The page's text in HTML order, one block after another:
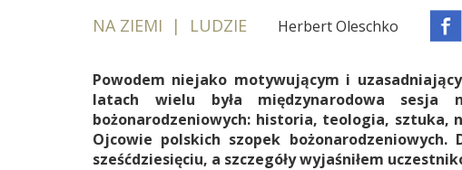
NA ZIEMI | LUDZIE Herbert Oleschko
Powodem niejako motywującym i
latach wielu była międzynarodowa sesja
bożonarodzeniowych: historia, teologia, sztuka,
Ojcowie polskich szopek
sześćdziesięciu, a szczegóły wyjaśniłem